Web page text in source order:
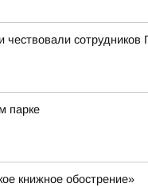
сотрудников
парке
книжное обострение»